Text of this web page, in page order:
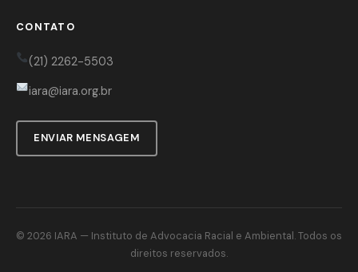
CONTATO
(21) 2262-5503
iara@iara.org.br
ENVIAR MENSAGEM
© 2026 IARA — Instituto de Advocacia Racial e Ambiental. Todos os
direitos reservados.